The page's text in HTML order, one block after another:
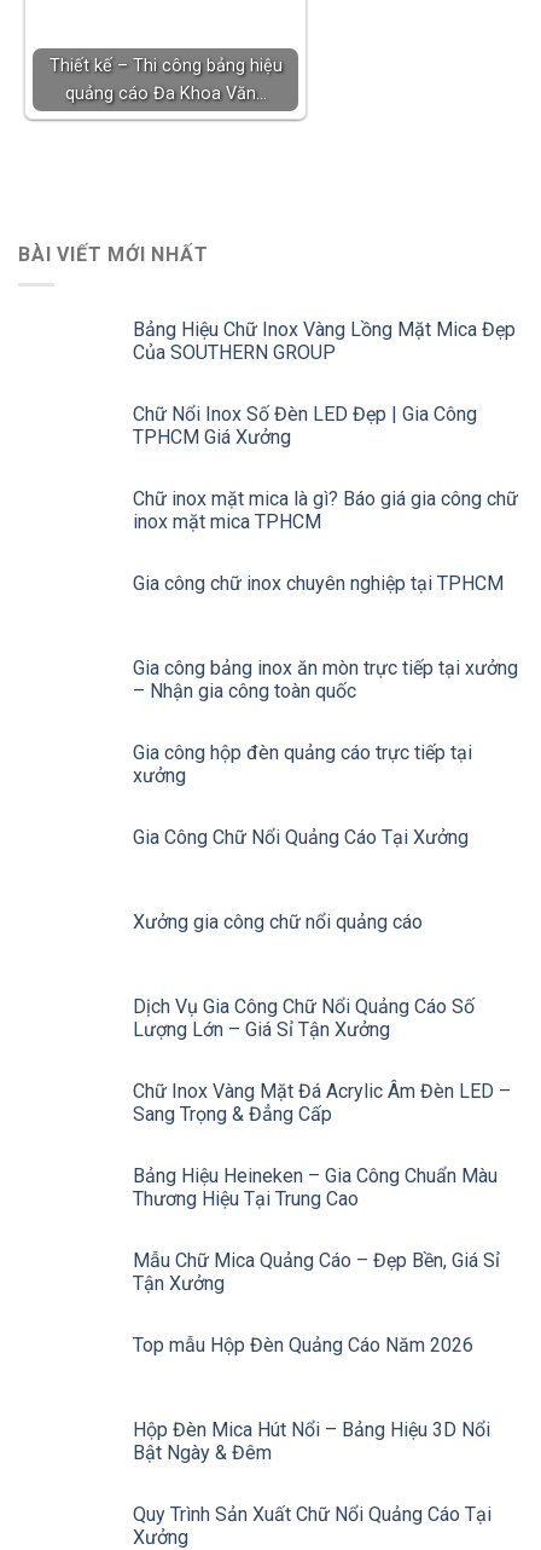
Thiết kế – Thi công bảng hiệu
quảng cáo Đa Khoa Văn…
BÀI VIẾT MỚI NHẤT
Bảng Hiệu Chữ Inox Vàng Lồng Mặt Mica Đẹp
Của SOUTHERN GROUP
Chữ Nổi Inox Số Đèn LED Đẹp | Gia Công
TPHCM Giá Xưởng
Chữ inox mặt mica là gì? Báo giá gia công chữ
inox mặt mica TPHCM
Gia công chữ inox chuyên nghiệp tại TPHCM
Gia công bảng inox ăn mòn trực tiếp tại xưởng
– Nhận gia công toàn quốc
Gia công hộp đèn quảng cáo trực tiếp tại
xưởng
Gia Công Chữ Nổi Quảng Cáo Tại Xưởng
Xưởng gia công chữ nổi quảng cáo
Dịch Vụ Gia Công Chữ Nổi Quảng Cáo Số
Lượng Lớn – Giá Sỉ Tận Xưởng
Chữ Inox Vàng Mặt Đá Acrylic Âm Đèn LED –
Sang Trọng & Đẳng Cấp
Bảng Hiệu Heineken – Gia Công Chuẩn Màu
Thương Hiệu Tại Trung Cao
Mẫu Chữ Mica Quảng Cáo – Đẹp Bền, Giá Sỉ
Tận Xưởng
Top mẫu Hộp Đèn Quảng Cáo Năm 2026
Hộp Đèn Mica Hút Nổi – Bảng Hiệu 3D Nổi
Bật Ngày & Đêm
Quy Trình Sản Xuất Chữ Nổi Quảng Cáo Tại
Xưởng